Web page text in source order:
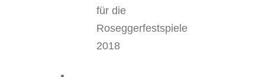
für die
Roseggerfestspiele
2018